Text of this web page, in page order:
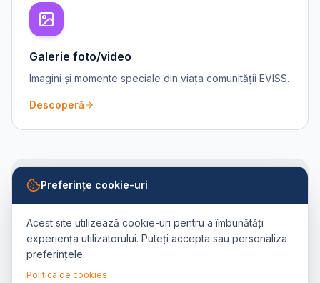
Galerie foto/video
Imagini și momente speciale din viața comunității EVISS.
Descoperă
Vrei să afli mai mult?
Explorează activitățile, proiectele și
evenimentele care fac viața la EVISS unică.
Preferințe cookie-uri
Acest site utilizează cookie-uri pentru a îmbunătăți
experiența utilizatorului. Puteți accepta sau personaliza
preferințele.
Politica de cookies